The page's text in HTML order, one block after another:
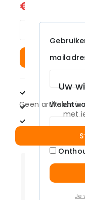
€
Robotmaaier
set
voor
Orbex
Extra
groot
aantal
Toevoegen
10 jaar
Uitstekende
14 dagen
Je
Uw
Geen artikelen in
met